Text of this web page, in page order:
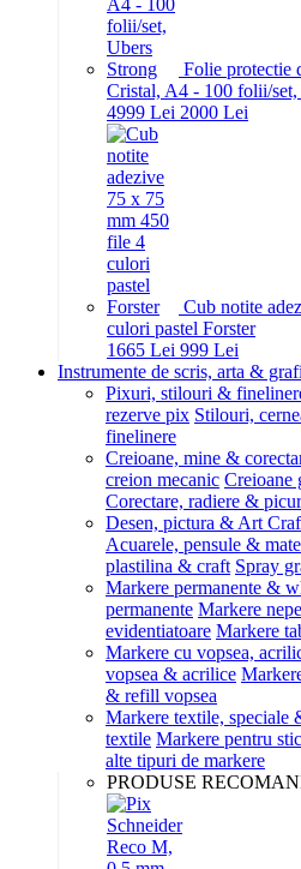
Folie protectie
Cristal, A4 - 100 folii/
4999 Lei 2000 Lei
Cub notite
culori pastel Forster
1665 Lei 999 Lei
Instrumente de scris, arta &
Pixuri, stilouri &
rezerve pix Stilouri,
finelinere
Creioane, mine &
creion mecanic Creioane
Corectare, radiere &
Desen, pictura & Art
Acuarele, pensule &
plastilina & craft Spray
Markere permanente &
permanente Markere
evidentiatoare Markere
Markere cu vopsea,
vopsea & acrilice
& refill vopsea
Markere textile, speciale
textile Markere pentru
alte tipuri de markere
PRODUSE